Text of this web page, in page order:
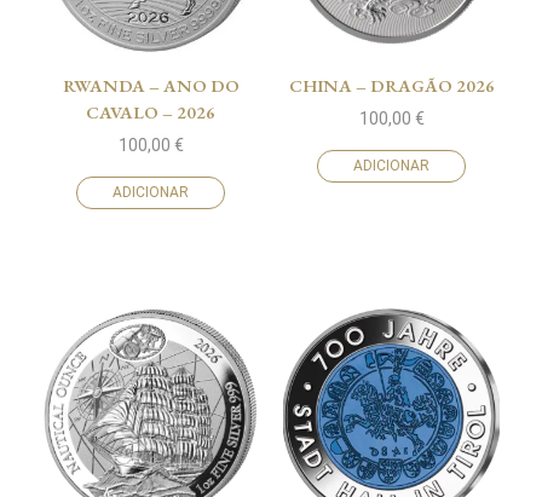
RWANDA – ANO DO
CAVALO – 2026
100,00 €
ADICIONAR
CHINA – DRAGÃO 2026
100,00 €
ADICIONAR